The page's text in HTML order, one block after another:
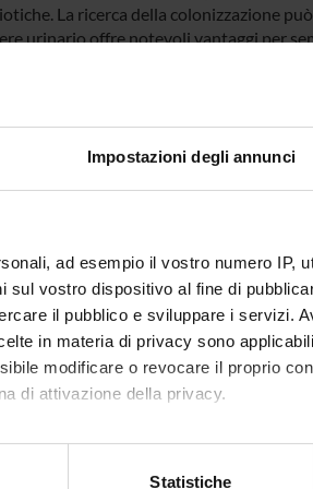
Impostazioni degli annunci
ad esempio il vostro numero IP,
vostro dispositivo al fine di
il pubblico e sviluppare i servizi.
in materia di privacy sono
modificare o revocare il proprio
di attivazione della privacy.
con un'approssimazione di
Statistiche
La ricerca della colonizzazione
urinario offre notevoli vantaggi per
di un quadro a livello delle
produttori di ESBL,
e portatori di catetere a permanenza
di infezione delle vie urinarie nel
Finanziamento:assegnato e gestito dal